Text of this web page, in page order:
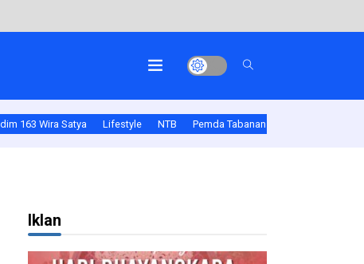
163 Wira Satya Lifestyle NTB Pemda Tabanan
Iklan